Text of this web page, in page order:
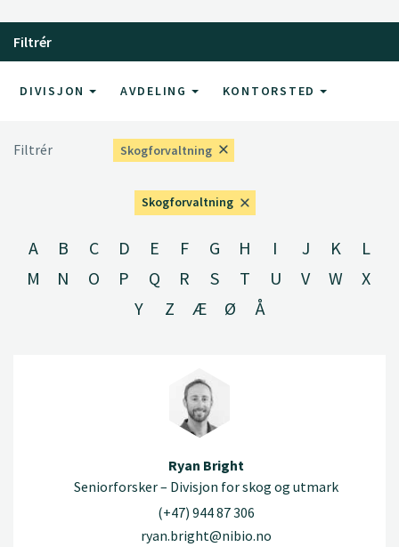
Filtrér
DIVISJON AVDELING KONTORSTED
Filtrér Skogforvaltning
Skogforvaltning
A B C D E F G H I J K
L
M
N O P Q R S T U V W
X
Y
Z Æ Ø Å
Ryan Bright
Seniorforsker – Divisjon for skog og utmark
(+47) 944 87 306
ryan.bright@nibio.no